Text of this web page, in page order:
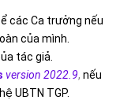
các Ca trưởng nếu
của mình.
tác giả.
version 2022.9, nếu
UBTN TGP.